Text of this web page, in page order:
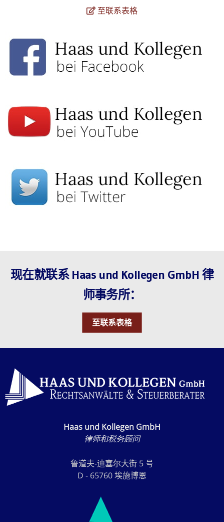
至联系表格
现在就联系 Haas und Kollegen GmbH 律
师事务所：
至联系表格
Haas und Kollegen GmbH
律师和税务顾问
鲁道夫-迪塞尔大街 5 号
D - 65760 埃施博恩